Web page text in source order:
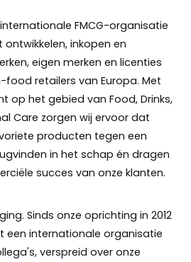
FMCG-organisatie
inkopen en
eigen merken en licenties
retailers van Europa. Met
op het gebied van Food, Drinks,
Care zorgen wij ervoor dat
producten tegen een
in het schap én dragen
succes van onze klanten.
Sinds onze oprichting in 2012
een internationale organisatie
verspreid over onze